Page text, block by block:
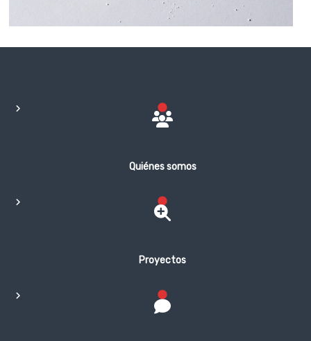
Quiénes somos
Proyectos